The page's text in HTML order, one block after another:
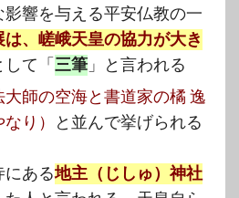
響を与える平安仏教の一
は、嵯峨天皇の協力が大き
して「三筆 」と言われる
大師の空海と書道家の橘 逸
り）
と並んで挙げられる
ある地主（じしゅ）神社